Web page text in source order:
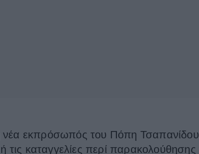
εκπρόσωπός του Πόπη
καταγγελίες περί